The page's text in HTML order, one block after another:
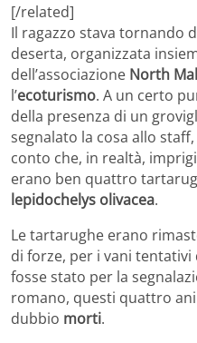
[/related]
Il ragazzo stava tornando
deserta, organizzata
dell’associazione North
l’ecoturismo. A un certo
della presenza di un
segnalato la cosa allo
conto che, in realtà,
erano ben quattro
lepidochelys olivacea.
Le tartarughe erano
di forze, per i vani
fosse stato per la
romano, questi quattro
dubbio morti.